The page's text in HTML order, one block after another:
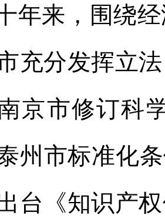
年来，围绕
充分发挥立
京市修订科
泰州市标准化
台《知识产